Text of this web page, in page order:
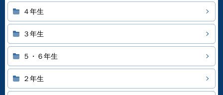
４年生
３年生
５・６年生
２年生